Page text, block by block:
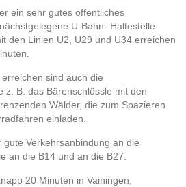
ein sehr gutes öffentliches
U-Bahn- Haltestelle
den Linien U2, U29 und U34 erreichen
sind auch die
z. B. das Bärenschlössle mit den
Wälder, die zum Spazieren
einladen.
Verkehrsanbindung an die
an die B14 und an die B27.
20 Minuten in Vaihingen,